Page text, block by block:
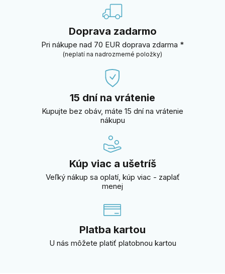
Doprava zadarmo
Pri nákupe nad 70 EUR doprava zdarma *
(neplatí na nadrozmerné položky)
15 dní na vrátenie
Kupujte bez obáv, máte 15 dní na vrátenie
nákupu
Kúp viac a ušetríš
Veľký nákup sa oplatí, kúp viac - zaplať
menej
Platba kartou
U nás môžete platiť platobnou kartou